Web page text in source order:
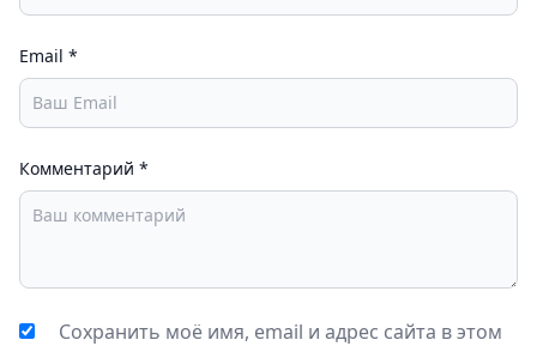
безопасности информации.
ограниченные возможности, оно всё равно
остается отличным выбором для тех, кто ищет
своем смартфоне.
Email *
Комментарий *
Сохранить моё имя, email и адрес сайта в этом